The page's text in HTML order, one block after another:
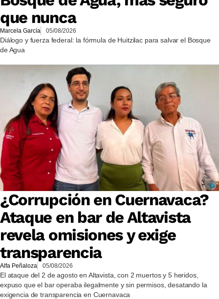
que nunca
Marcela García 05/08/2026
Diálogo y fuerza federal: la fórmula de Huitzilac para salvar el Bosque
de Agua
¿Corrupción en Cuernavaca?
Ataque en bar de Altavista
revela omisiones y exige
transparencia
Alfa Peñaloza 05/08/2026
El ataque del 2 de agosto en Altavista, con 2 muertos y 5 heridos,
expuso que el bar operaba ilegalmente y sin permisos, desatando la
exigencia de transparencia en Cuernavaca